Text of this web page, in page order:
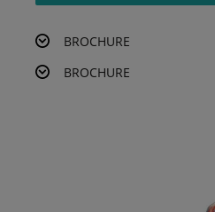
BROCHURE
BROCHURE